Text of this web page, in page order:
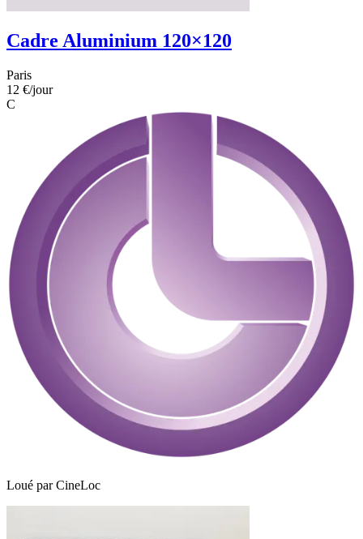
Cadre Aluminium 120×120
Paris
12 €/jour
C
Loué parCineLoc